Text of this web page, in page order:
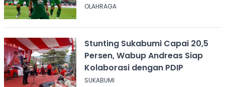
OLAHRAGA
Stunting Sukabumi Capai 20,5
Persen, Wabup Andreas Siap
Kolaborasi dengan PDIP
SUKABUMI